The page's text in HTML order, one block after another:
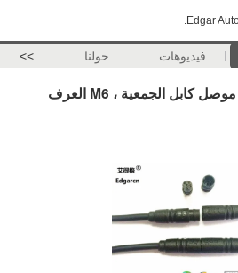
Edgar
فيديوهات حولنا >>
E - الدراجة التحكم التعميم موصل كابل الجمعية ، M6 العرف